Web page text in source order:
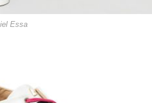
Essa